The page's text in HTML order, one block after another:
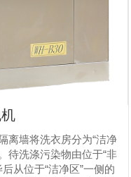
离墙将洗衣房分为“洁净
待洗涤污染物由位于“非
从位于“洁净区”一侧的